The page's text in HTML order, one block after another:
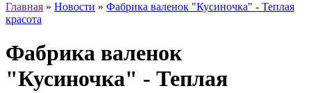
Главная » Новости » Фабрика валенок "Кусиночка" - Теплая
красота
Фабрика валенок
"Кусиночка" - Теплая